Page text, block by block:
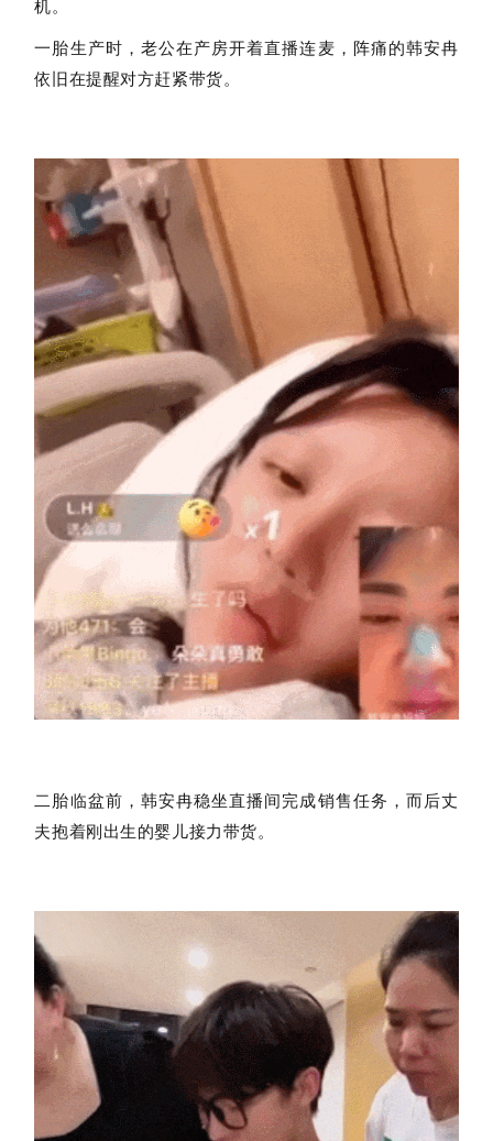
机。
一胎生产时，老公在产房开着直播连麦，阵痛的韩安冉
依旧在提醒对方赶紧带货。
二胎临盆前，韩安冉稳坐直播间完成销售任务，而后丈
夫抱着刚出生的婴儿接力带货。